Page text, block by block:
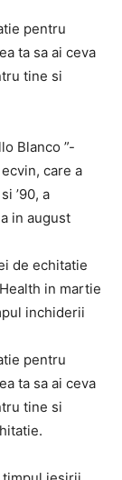
pentru
ta sa ai ceva
tine si
Blanco ”-
care a
’90, a
in august
de echitatie
in martie
inchiderii
pentru
ta sa ai ceva
tine si